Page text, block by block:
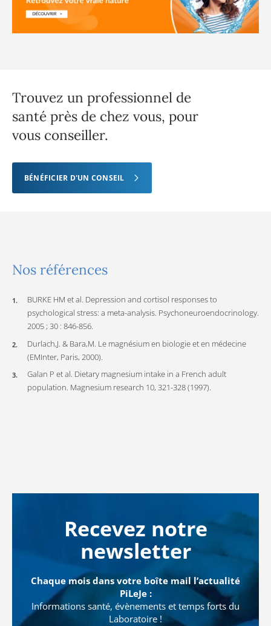
Trouvez un professionnel de
santé près de chez vous, pour
vous conseiller.
BÉNÉFICIER D'UN CONSEIL
Nos références
BURKE HM et al. Depression and cortisol responses to
psychological stress: a meta-analysis. Psychoneuroendocrinology.
2005 ; 30 : 846-856.
Durlach,J. & Bara,M. Le magnésium en biologie et en médecine
(EMInter, Paris, 2000).
Galan P et al. Dietary magnesium intake in a French adult
population. Magnesium research 10, 321-328 (1997).
Recevez notre
newsletter
Chaque mois dans votre boîte mail l’actualité
PiLeJe :
Informations santé, évènements et temps forts du
Laboratoire !